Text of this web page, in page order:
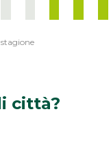
Ago
città?